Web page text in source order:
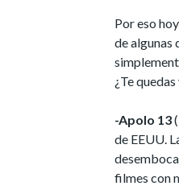
Por eso
de algunas
¿Te
-Apolo 13
de EEUU.
filmes con